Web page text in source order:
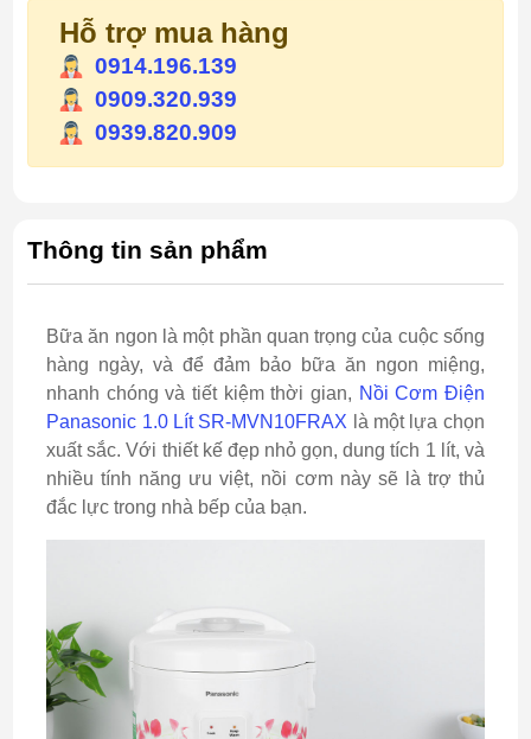
Hỗ trợ mua hàng
0914.196.139
0909.320.939
0939.820.909
Thông tin sản phẩm
Bữa ăn ngon là một phần quan trọng của cuộc sống
hàng ngày, và để đảm bảo bữa ăn ngon miệng,
nhanh chóng và tiết kiệm thời gian, Nồi Cơm Điện
Panasonic 1.0 Lít SR-MVN10FRAX là một lựa chọn
xuất sắc. Với thiết kế đẹp nhỏ gọn, dung tích 1 lít, và
nhiều tính năng ưu việt, nồi cơm này sẽ là trợ thủ
đắc lực trong nhà bếp của bạn.